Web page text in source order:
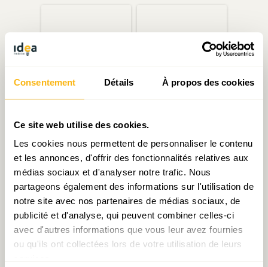
Consentement Détails À propos des cookies
Ce site web utilise des cookies.
Les cookies nous permettent de personnaliser le contenu
et les annonces, d'offrir des fonctionnalités relatives aux
médias sociaux et d'analyser notre trafic. Nous
partageons également des informations sur l'utilisation de
notre site avec nos partenaires de médias sociaux, de
publicité et d'analyse, qui peuvent combiner celles-ci
avec d'autres informations que vous leur avez fournies
ou qu'ils ont collectées lors de votre utilisation de leurs
en douceur ?
Luxembourg ?